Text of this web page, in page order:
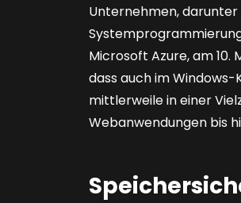
Unternehmen, darunter
Microsoft Azure, am
dass auch im
mittlerweile in einer
Webanwendungen bis